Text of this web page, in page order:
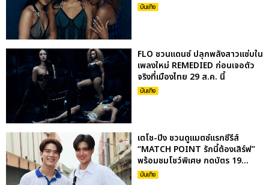
บันเทิง
FLO ชวนแดนซ์ ปลุกพลังสาวแซ่บใน
เพลงใหม่ REMEDIED ก่อนเจอตัว
จริงที่เมืองไทย 29 ส.ค. นี้
บันเทิง
เตโช-ปิง ชวนดูแมตซ์แรกซีรีส์
“MATCH POINT รักนี้ต้องเสิร์ฟ”
พร้อมชมโชว์พิเศษ กดบัตร 19...
บันเทิง